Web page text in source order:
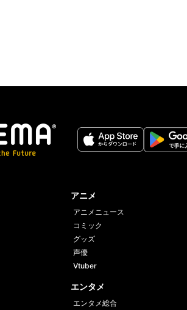
アニメ
アニメニュース
コミック
グッズ
声優
Vtuber
エンタメ
エンタメ総合